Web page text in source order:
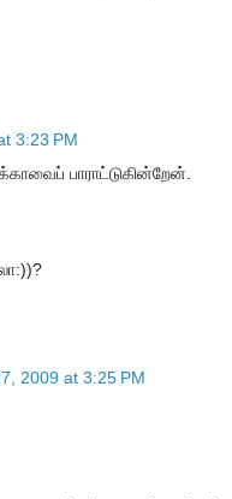
3:23 PM
பாராட்டுகின்றேன்.
2009 at 3:25 PM